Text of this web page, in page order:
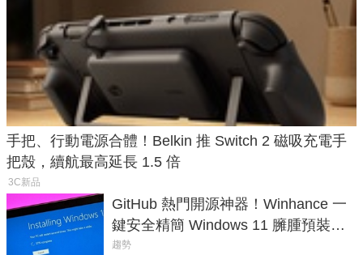
手把、行動電源合體！Belkin 推 Switch 2 磁吸充電手
把殼，續航最高延長 1.5 倍
3C新品
GitHub 熱門開源神器！Winhance 一
鍵安全精簡 Windows 11 臃腫預裝軟
體與後台追蹤
趨勢